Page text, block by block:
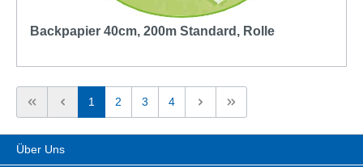
Backpapier 40cm, 200m Standard, Rolle
1 2 3 4
Über Uns